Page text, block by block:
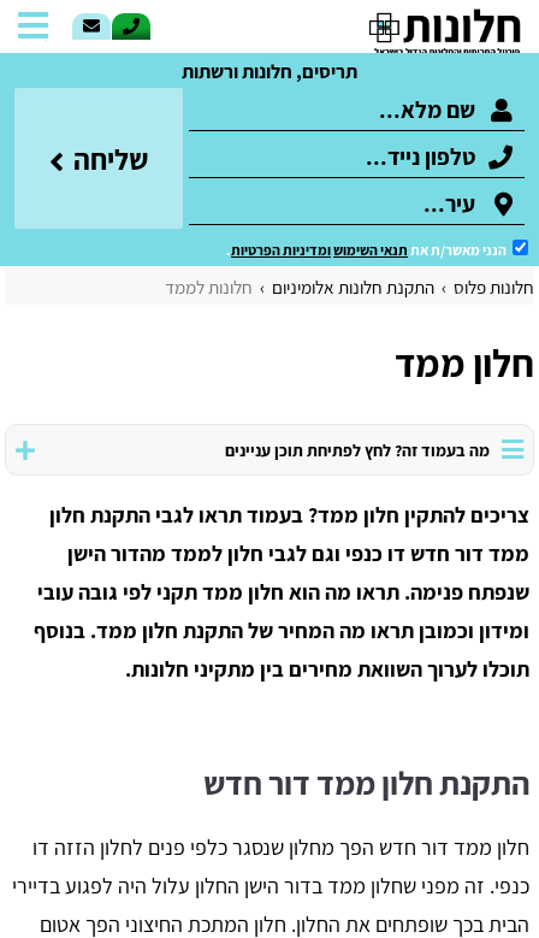
תריסים, חלונות ורשתות
שליחה
הנני מאשר/ת את תנאי השימושומדיניות הפרטיות.
חלונות פלוס התקנת חלונות אלומיניום חלונות לממד
חלון ממד
מה בעמוד זה? לחץ לפתיחת תוכן עניינים
צריכים להתקין חלון ממד? בעמוד תראו לגבי התקנת חלון
ממד דור חדש דו כנפי וגם לגבי חלון לממד מהדור הישן
שנפתח פנימה. תראו מה הוא חלון ממד תקני לפי גובה עובי
ומידון וכמובן תראו מה המחיר של התקנת חלון ממד. בנוסף
תוכלו לערוך השוואת מחירים בין מתקיני חלונות.
התקנת חלון ממד דור חדש
חלון ממד דור חדש הפך מחלון שנסגר כלפי פנים לחלון הזזה דו
כנפי. זה מפני שחלון ממד בדור הישן החלון עלול היה לפגוע בדיירי
הבית בכך שופתחים את החלון. חלון המתכת החיצוני הפך אטום